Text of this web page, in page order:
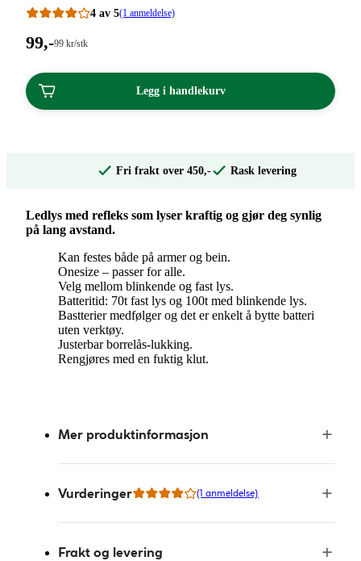
4 av 5(1 anmeldelse)
Pris:
kroner.
99,-Stykkpris:
kroner.
99 kr/stk
Legg i handlekurv
Fri frakt over 450,- Rask levering
Ledlys med refleks som lyser kraftig og gjør deg synlig
på lang avstand.
Kan festes både på armer og bein.
Onesize – passer for alle.
Velg mellom blinkende og fast lys.
Batteritid: 70t fast lys og 100t med blinkende lys.
Bastterier medfølger og det er enkelt å bytte batteri
uten verktøy.
Justerbar borrelås-lukking.
Rengjøres med en fuktig klut.
Mer produktinformasjon
Vurderinger (1 anmeldelse)
Frakt og levering